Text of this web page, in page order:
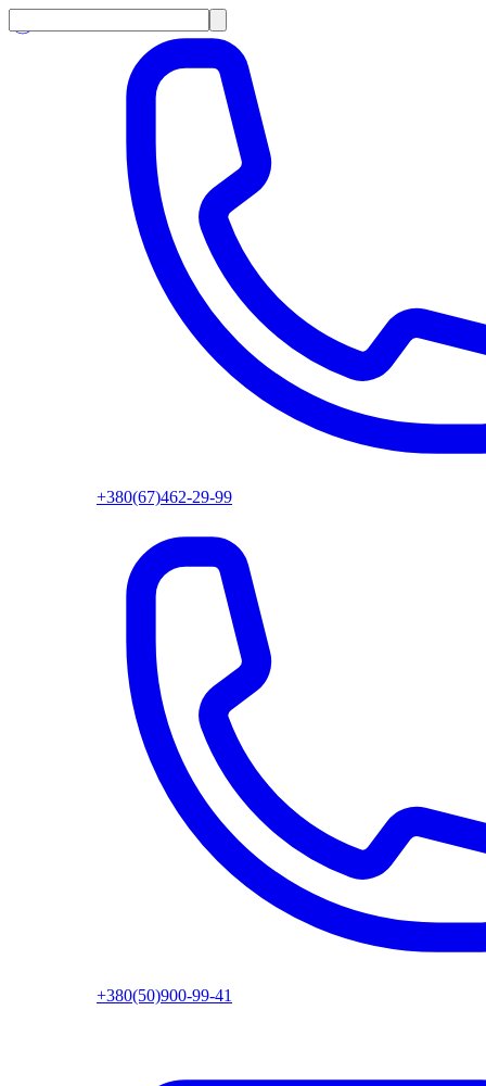
+380(67)462-29-99
+380(50)900-99-41